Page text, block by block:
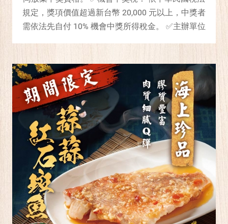
規定，獎項價值超過新台幣 20,000 元以上，中獎者
需依法先自付 10% 機會中獎所得稅金。 ✅主辦單位